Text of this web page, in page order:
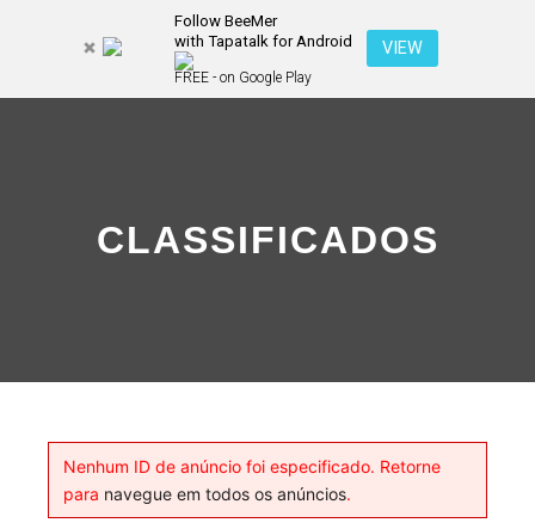
Follow BeeMer
with Tapatalk for Android
FREE - on Google Play
VIEW
CLASSIFICADOS
Nenhum ID de anúncio foi especificado. Retorne
para navegue em todos os anúncios.